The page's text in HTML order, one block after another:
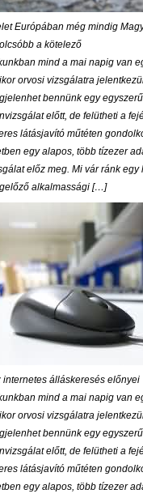
Európában még mindig
a kötelező
mind a mai napig van
orvosi vizsgálatra
bennünk egy
előtt, de felütheti a
látásjavító műtéten
egy alapos, több tízezer
előz meg. Mi vár ránk egy
alkalmassági […]
internetes álláskeresés előnyei
mind a mai napig van
orvosi vizsgálatra
bennünk egy
előtt, de felütheti a
látásjavító műtéten
egy alapos, több tízezer